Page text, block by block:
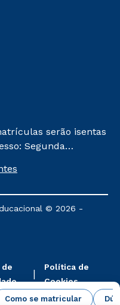
Como se matricular
serão isentas
Segunda
será de R$
cursos: Ensino
e Metodologia
Atuais.
© 2026 -
Política de
Cookies